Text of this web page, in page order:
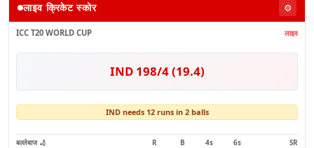
लाइव क्रिकेट स्कोर ⚙️
ICC T20 WORLD CUP लाइव
IND 198/4 (19.4)
IND needs 12 runs in 2 balls
बल्लेबाज 🏏 R B 4s 6s
SR